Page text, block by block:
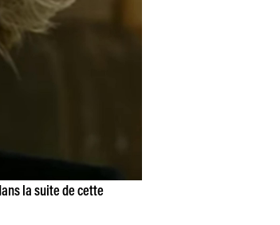
la suite de cette